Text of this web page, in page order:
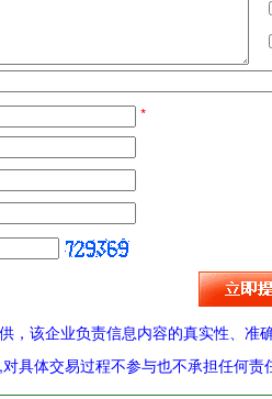
*
，该企业负责信息内容的真实性、准
具体交易过程不参与也不承担任何责